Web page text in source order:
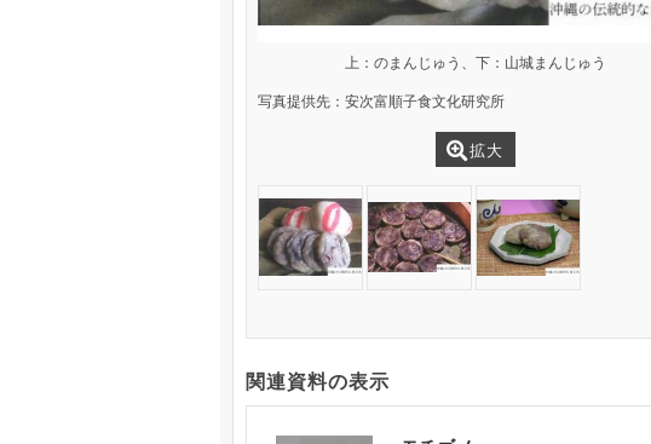
上：のまんじゅう、下：山城まんじゅう
写真提供先：安次富順子食文化研究所
拡大
関連資料の表示